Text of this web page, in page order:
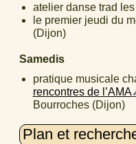
atelier danse trad
le premier jeudi du
(Dijon)
Samedis
pratique musicale
rencontres de l’AMA
Bourroches (Dijon)
Plan et